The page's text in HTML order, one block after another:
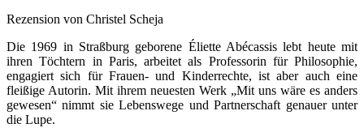
Rezension von Christel Scheja
Die 1969 in Straßburg geborene Éliette Abécassis lebt heute mit
ihren Töchtern in Paris, arbeitet als Professorin für Philosophie,
engagiert sich für Frauen- und Kinderrechte, ist aber auch eine
fleißige Autorin. Mit ihrem neuesten Werk „Mit uns wäre es anders
gewesen“ nimmt sie Lebenswege und Partnerschaft genauer unter
die Lupe.